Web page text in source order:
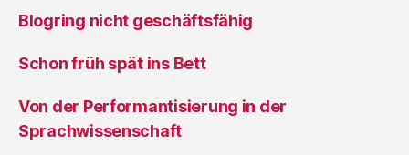
Blogring nicht geschäftsfähig
Schon früh spät ins Bett
Von der Performantisierung in der
Sprachwissenschaft